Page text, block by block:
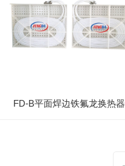
FD-B平面焊边铁氟龙换热器